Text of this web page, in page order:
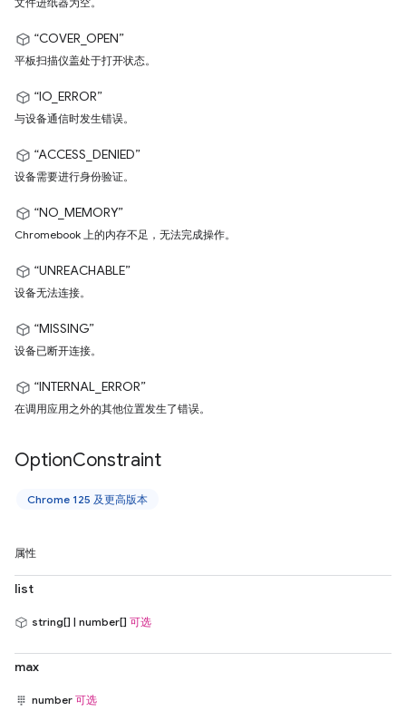
“COVER_OPEN”
平板扫描仪盖处于打开状态。
“IO_ERROR”
与设备通信时发生错误。
“ACCESS_DENIED”
设备需要进行身份验证。
“NO_MEMORY”
Chromebook 上的内存不足，无法完成操作。
“UNREACHABLE”
设备无法连接。
“MISSING”
设备已断开连接。
“INTERNAL_ERROR”
在调用应用之外的其他位置发生了错误。
OptionConstraint
Chrome 125 及更高版本
属性
list
string[] | number[] 可选
max
number 可选